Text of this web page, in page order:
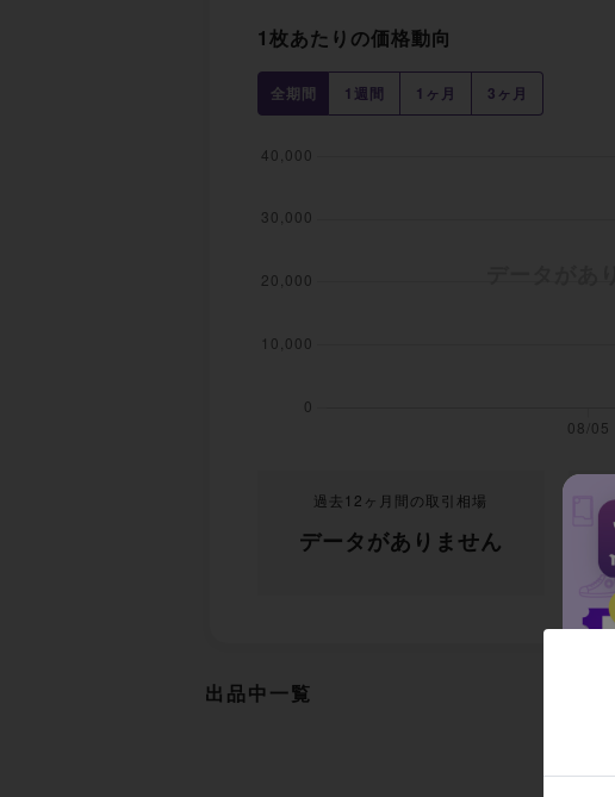
1枚あたりの価格動向
全期間 1週間 1ヶ月 3ヶ月
過去12ヶ月間の取引相場
データがありません
出品中一覧